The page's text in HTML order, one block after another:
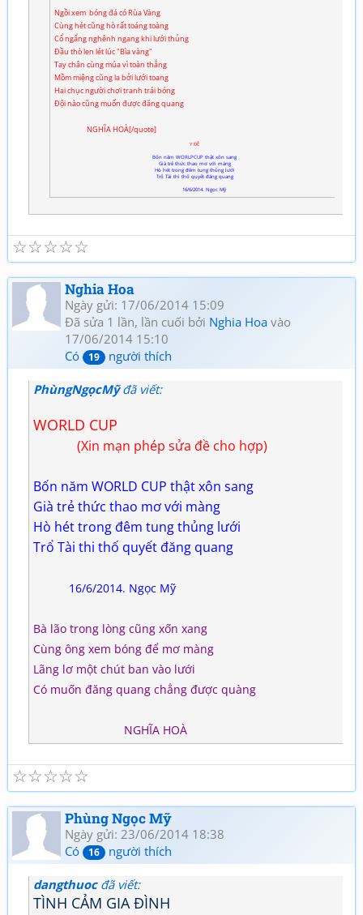
Ngồi xem bóng đá có Rùa Vàng
Cùng hét cũng hò rất toáng toàng
Cổ ngẩng nghênh ngang khi lưới thủng
Đầu thò len lét lúc "Bìa vàng"
Tay chân cùng múa vì toàn thắng
Mồm miệng cũng la bởi lưới toang
Hai chục người chơi tranh trái bóng
Đội nào cũng muốn được đăng quang
NGHĨA HOÀ[/quote]
Y ĐỀ
Bốn năm WORLPCUP thật xôn sang
Già trẻ thức thao mơ với màng
Hò hét trong đêm tung thủng lưới
Trổ Tài thi thố quyết đăng quang
16/6/2014. Ngọc Mỹ
☆
☆
☆
☆
☆
Nghia Hoa
Ngày gửi: 17/06/2014 15:09
Đã sửa 1 lần, lần cuối bởi Nghia Hoa vào
17/06/2014 15:10
Có
19 người thích
PhùngNgọcMỹđã viết:
WORLD CUP
(Xin mạn phép sửa đề cho hợp)
Bốn năm WORLD CUP thật xôn sang
Già trẻ thức thao mơ với màng
Hò hét trong đêm tung thủng lưới
Trổ Tài thi thố quyết đăng quang
16/6/2014. Ngọc Mỹ
Bà lão trong lòng cũng xốn xang
Cùng ông xem bóng để mơ màng
Lãng lơ một chút ban vào lưới
Có muốn đăng quang chẳng được quàng
NGHĨA HOÀ
☆
☆
☆
☆
☆
Phùng Ngọc Mỹ
Ngày gửi: 23/06/2014 18:38
Có
16 người thích
dangthuocđã viết:
TÌNH CẢM GIA ĐÌNH